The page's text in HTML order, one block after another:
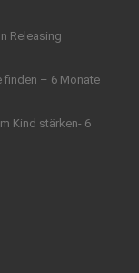
Releasing
finden – 6 Monate
Kind stärken- 6